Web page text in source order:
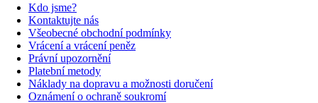
Kdo jsme?
Kontaktujte nás
Všeobecné obchodní podmínky
Vrácení a vrácení peněz
Právní upozornění
Platební metody
Náklady na dopravu a možnosti doručení
Oznámení o ochraně soukromí